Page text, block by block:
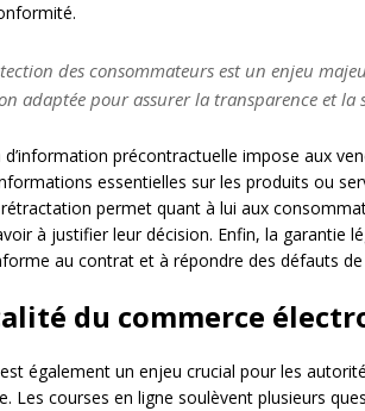
des consommateurs est un enjeu
adaptée pour assurer la transparence et la
d’information précontractuelle impose aux
essentielles sur les produits ou
permet quant à lui aux
à justifier leur décision. Enfin, la garantie
au contrat et à répondre des défauts
du commerce
également un enjeu crucial pour les
Les courses en ligne soulèvent plusieurs